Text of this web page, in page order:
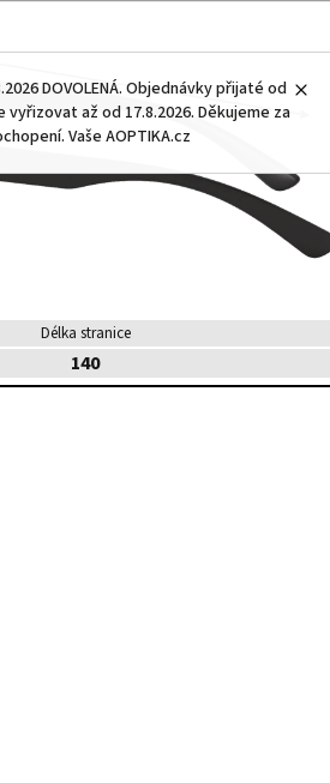
DOVOLENÁ. Objednávky přijaté od
vyřizovat až od 17.8.2026. Děkujeme za
Vaše AOPTIKA.cz
Délka stranice
140